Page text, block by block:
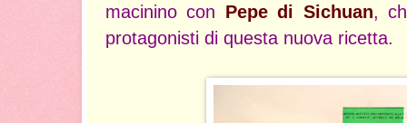
macinino con Pepe di Sichuan,
protagonisti di questa nuova ricetta.